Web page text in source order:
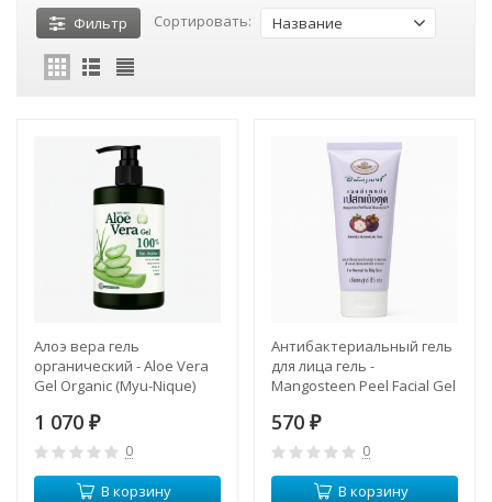
Фильтр Сортировать: Название
Алоэ вера гель
органический - Aloe Vera
Gel Organic (Myu-Nique)
1 070 ₽
0
В корзину
Антибактериальный гель
для лица гель -
Mangosteen Peel Facial Gel
570 ₽
0
В корзину